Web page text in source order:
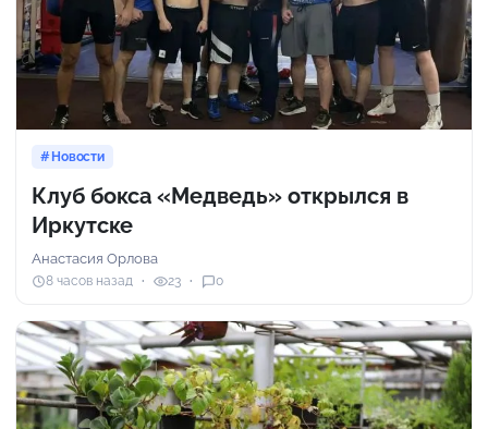
Новости
Клуб бокса «Медведь» открылся в
Иркутске
Анастасия Орлова
8 часов назад 23 0